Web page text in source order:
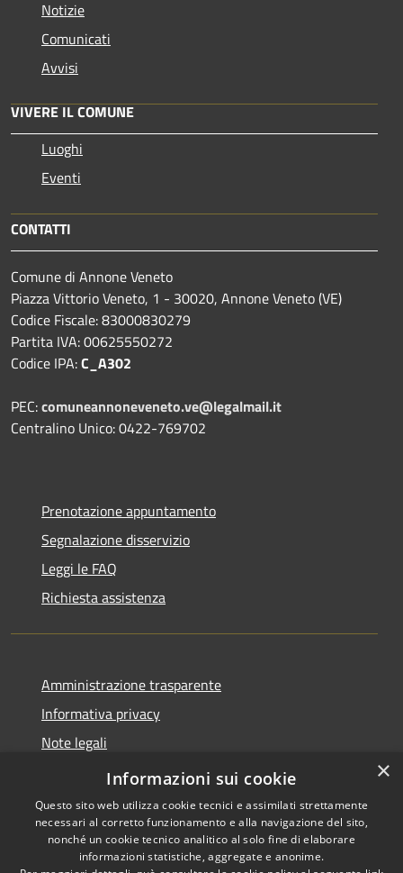
Notizie
Comunicati
Avvisi
VIVERE IL COMUNE
Luoghi
Eventi
CONTATTI
Comune di Annone Veneto
Piazza Vittorio Veneto, 1 - 30020, Annone Veneto (VE)
Codice Fiscale: 83000830279
Partita IVA: 00625550272
Codice IPA:C_A302
PEC:comuneannoneveneto.ve@legalmail.it
Centralino Unico: 0422-769702
Prenotazione appuntamento
Segnalazione disservizio
Leggi le FAQ
Richiesta assistenza
Amministrazione trasparente
Informativa privacy
Note legali
Dichiarazione di accessibilità
Copyright © 2020 •
×
Informazioni sui cookie
Questo sito web utilizza cookie tecnici e assimilati strettamente
necessari al corretto funzionamento e alla navigazione del sito,
nonché un cookie tecnico analitico al solo fine di elaborare
informazioni statistiche, aggregate e anonime.